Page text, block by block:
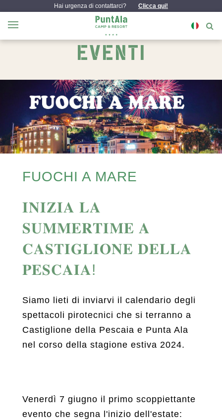
Hai urgenza di contattarci? Clicca qui!
EVENTI
FUOCHI A MARE
𝐈𝐍𝐈𝐙𝐈𝐀 𝐋𝐀
𝐒𝐔𝐌𝐌𝐄𝐑𝐓𝐈𝐌𝐄 𝐀
𝐂𝐀𝐒𝐓𝐈𝐆𝐋𝐈𝐎𝐍𝐄 𝐃𝐄𝐋𝐋𝐀
𝐏𝐄𝐒𝐂𝐀𝐈𝐀!
Siamo lieti di inviarvi il calendario degli
spettacoli pirotecnici che si terranno a
Castiglione della Pescaia e Punta Ala
nel corso della stagione estiva 2024.
Venerdì 7 giugno il primo scoppiettante
evento che segna l'inizio dell'estate: